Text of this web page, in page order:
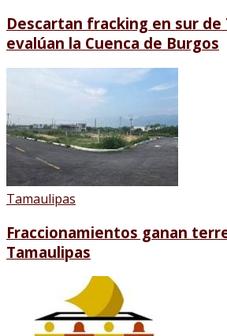
Descartan fracking en sur de
evalúan la Cuenca de Burgos
Tamaulipas
Fraccionamientos ganan
Tamaulipas